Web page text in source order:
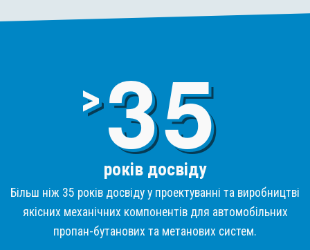
>3
років досвіду
Більш ніж 35 років досвіду у проектуванні та виробництві
якісних механічних компонентів для автомобільних
пропан-бутанових та метанових систем.